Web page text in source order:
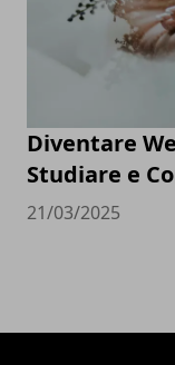
Diventare
Studiare e
21/03/2025